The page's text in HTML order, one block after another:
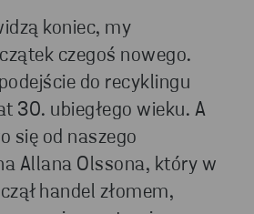
koniec, my
czegoś nowego.
do recyklingu
30. ubiegłego wieku. A
się od naszego
Allana Olssona, który w
handel złomem,
aby jeden z naszych
z Tobą skontaktować.
DO KONTAKTU